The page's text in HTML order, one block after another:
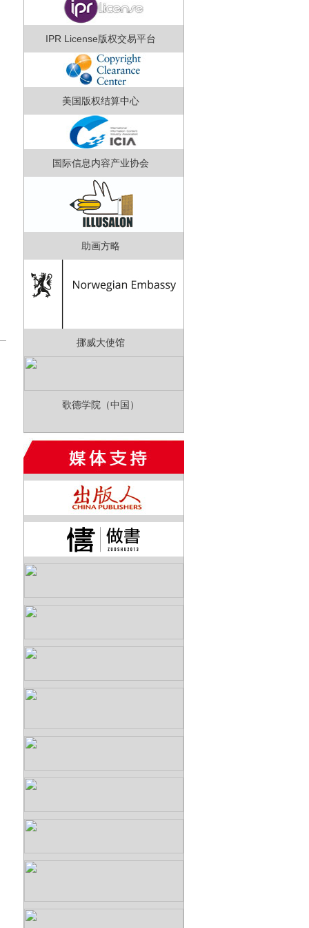
IPR License版权交易平台
美国版权结算中心
国际信息内容产业协会
助画方略
挪威大使馆
歌德学院（中国）